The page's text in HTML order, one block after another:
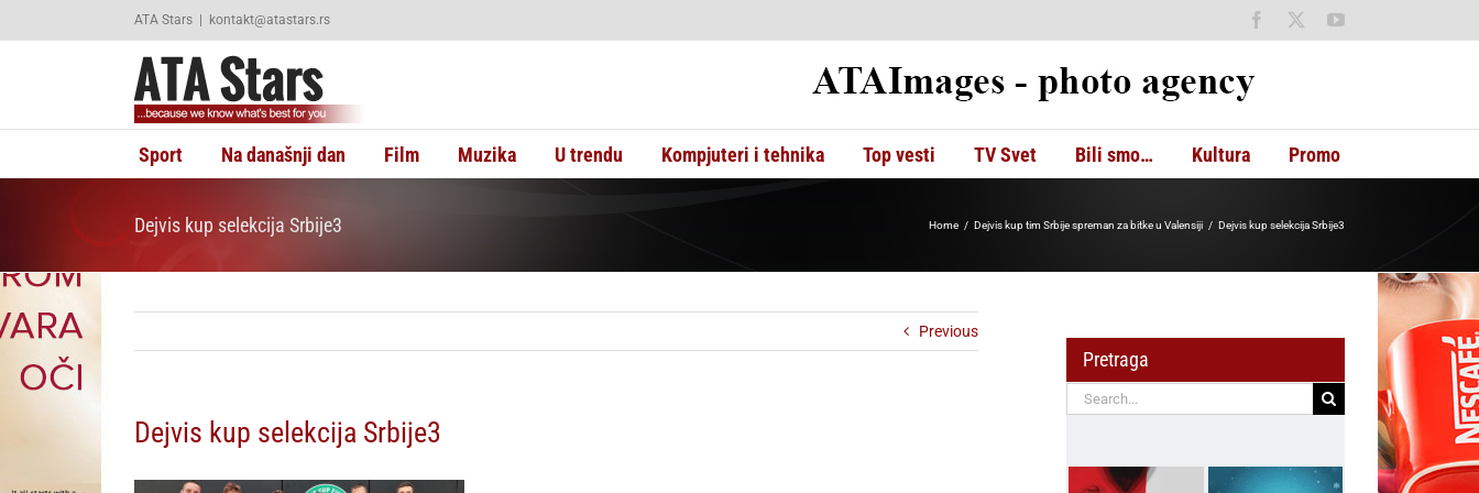
ATA Stars | kontakt@atastars.rs Facebook YouTube
Sport Na današnji dan Film Muzika U trendu Kompjuteri i tehnika Top vesti TV Svet Bili smo… Kultura Promo
Dejvis kup selekcija Srbije3 Home Dejvis kup tim Srbije spreman za bitke u Valensiji Dejvis kup selekcija Srbije3
Previous
Dejvis kup selekcija Srbije3
Pretraga
Search
for: